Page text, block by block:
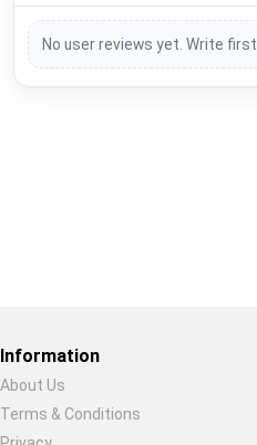
No user reviews yet. Write first.
Information
About Us
Terms & Conditions